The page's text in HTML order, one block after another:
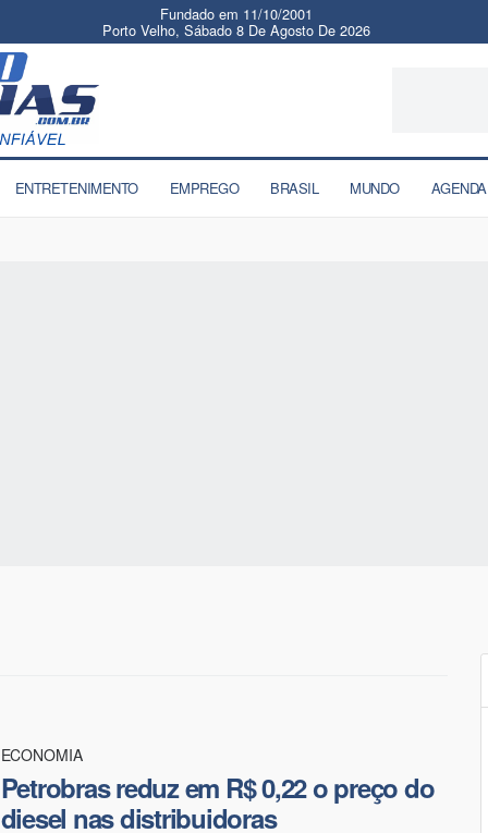
Fundado em 11/10/2001
Porto Velho, Sábado 8 De Agosto De 2026
ENTRETENIMENTO EMPREGO BRASIL MUNDO AGENDA
ECONOMIA
Petrobras reduz em R$ 0,22 o preço do
diesel nas distribuidoras